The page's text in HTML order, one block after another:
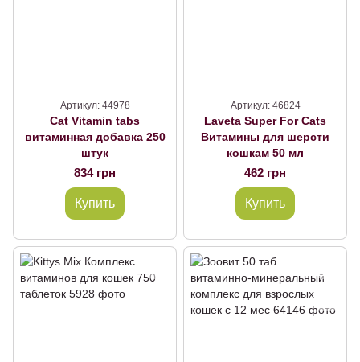
Артикул: 44978
Cat Vitamin tabs
витаминная добавка 250
штук
834 грн
Купить
Артикул: 46824
Laveta Super For Cats
Витамины для шерсти
кошкам 50 мл
462 грн
Купить